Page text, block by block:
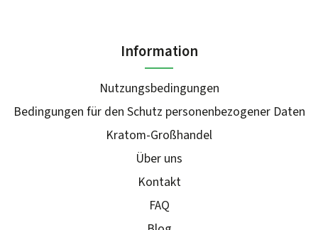
Information
Nutzungsbedingungen
Bedingungen für den Schutz personenbezogener Daten
Kratom-Großhandel
Über uns
Kontakt
FAQ